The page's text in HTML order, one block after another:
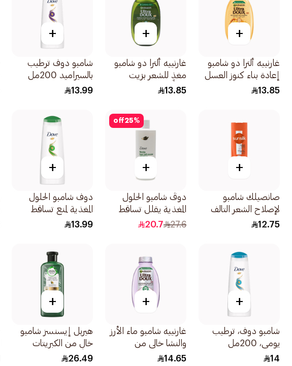
+
غارنييه ألترا دو شامبو
إعادة بناء كنوز العسل
200مل
13.85
+
غارنييه ألترا دو شامبو
مغذٍ للشعر بزيت
الزيتون 200مل
13.85
+
شامبو دوف ترطيب
بالسيراميد 200مل
13.99
+
صانصيلك شامبو
لإصلاح الشعر التالف
200مل
12.75
25%
off
+
دوڤ شامبو الحلول
المغذية يقلل تساقط
27.6
20.7
+
دوف شامبو الحلول
المغذية لمنع تساقط
الشعر 200مل
13.99
+
شامبو دوف، ترطيب
يومي، 200مل
14
+
غارنييه شامبو ماء الأرز
والنشا خالي من
السيليكون 200مل
14.65
+
هيربل إيسنسز شامبو
خالٍ من الكبريتات
بخلاصة الصبار وزيت
26.49